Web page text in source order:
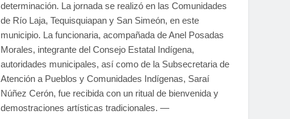
determinación. La jornada se realizó en las Comunidades
de Río Laja, Tequisquiapan y San Simeón, en este
municipio. La funcionaria, acompañada de Anel Posadas
Morales, integrante del Consejo Estatal Indígena,
autoridades municipales, así como de la Subsecretaria de
Atención a Pueblos y Comunidades Indígenas, Saraí
Núñez Cerón, fue recibida con un ritual de bienvenida y
demostraciones artísticas tradicionales. —